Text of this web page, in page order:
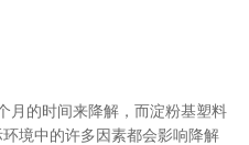
月的时间来降解，而淀粉基塑料
境中的许多因素都会影响降解